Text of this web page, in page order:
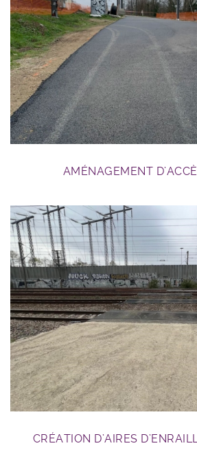
GC ferroviaire
AMÉNAGEMENT
GC ferroviaire
CRÉATION D’AIRES